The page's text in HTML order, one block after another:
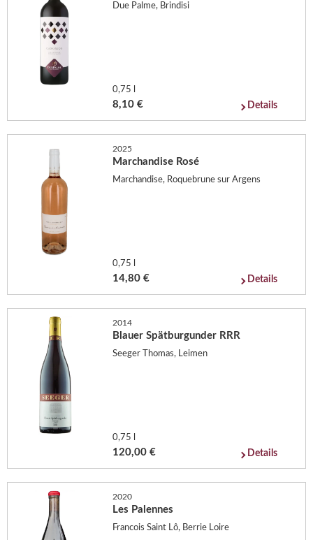
Due Palme, Brindisi
0,75 l
8,10 € Details
2025
Marchandise Rosé
Marchandise, Roquebrune sur Argens
0,75 l
14,80 € Details
2014
Blauer Spätburgunder RRR
Seeger Thomas, Leimen
0,75 l
120,00 € Details
2020
Les Palennes
Francois Saint Lô, Berrie Loire